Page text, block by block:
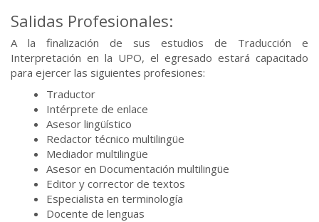
Salidas Profesionales:
A la finalización de sus estudios de Traducción e
Interpretación en la UPO, el egresado estará capacitado
para ejercer las siguientes profesiones:
Traductor
Intérprete de enlace
Asesor lingüístico
Redactor técnico multilingüe
Mediador multilingüe
Asesor en Documentación multilingüe
Editor y corrector de textos
Especialista en terminología
Docente de lenguas